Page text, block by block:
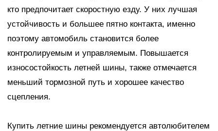
кто предпочитает скоростную езду. У них лучшая
устойчивость и большее пятно контакта, именно
поэтому автомобиль становится более
контролируемым и управляемым. Повышается
износостойкость летней шины, также отмечается
меньший тормозной путь и хорошее качество
сцепления.
Купить летние шины рекомендуется автолюбителем